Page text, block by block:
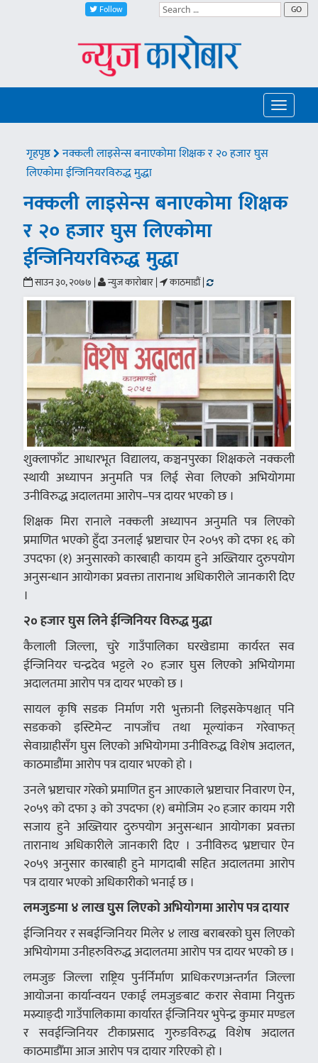
Follow GO
Toggle
गृहपृष्ठ
नक्कली लाइसेन्स बनाएकोमा शिक्षक र २० हजार घुस
लिएकोमा ईन्जिनियरविरुद्ध मुद्धा
नक्कली लाइसेन्स बनाएकोमा शिक्षक
र २० हजार घुस लिएकोमा
ईन्जिनियरविरुद्ध मुद्धा
साउन ३०, २०७७ | न्युज कारोबार | काठमाडौं |
शुक्लाफाँट आधारभूत विद्यालय, कञ्चनपुरका शिक्षकले नक्कली
स्थायी अध्यापन अनुमति पत्र लिई सेवा लिएको अभियोगमा
उनीविरुद्ध अदालतमा आरोप–पत्र दायर भएको छ ।
शिक्षक मिरा रानाले नक्कली अध्यापन अनुमति पत्र लिएको
प्रमाणित भएको हुँदा उनलाई भ्रष्टाचार ऐन २०५९ को दफा १६ को
उपदफा (१) अनुसारको कारबाही कायम हुने अख्तियार दुरुपयोग
अनुसन्धान आयोगका प्रवक्ता तारानाथ अधिकारीले जानकारी दिए
।
२० हजार घुस लिने ईन्जिनियर विरुद्ध मुद्धा
कैलाली जिल्ला, चुरे गाउँपालिका घरखेडामा कार्यरत सव
ईन्जिनियर चन्द्रदेव भट्टले २० हजार घुस लिएको अभियोगमा
अदालतमा आरोप पत्र दायर भएको छ ।
सायल कृषि सडक निर्माण गरी भुक्तानी लिइसकेपश्चात् पनि
सडकको इस्टिमेन्ट नापजाँच तथा मूल्यांकन गरेवाफत्
सेवाग्राहीसँग घुस लिएको अभियोगमा उनीविरुद्ध विशेष अदालत,
काठमाडौंमा आरोप पत्र दायार भएको हो ।
उनले भ्रष्टाचार गरेको प्रमाणित हुन आएकाले भ्रष्टाचार निवारण ऐन,
२०५९ को दफा ३ को उपदफा (१) बमोजिम २० हजार कायम गरी
सजाय हुने अख्तियार दुरुपयोग अनुसन्धान आयोगका प्रवक्ता
तारानाथ अधिकारीले जानकारी दिए । उनीविरुद भ्रष्टाचार ऐन
२०५९ अनुसार कारबाही हुने मागदाबी सहित अदालतमा आरोप
पत्र दायार भएको अधिकारीको भनाई छ ।
लमजुङमा ४ लाख घुुस लिएको अभियोगमा आरोप पत्र दायार
ईन्जिनियर र सबईन्जिनियर मिलेर ४ लाख बराबरको घुस लिएको
अभियोगमा उनीहरुविरुद्ध अदालतमा आरोप पत्र दायर भएको छ ।
लमजुङ जिल्ला राष्ट्रिय पुर्नर्निर्माण प्राधिकरणअन्तर्गत जिल्ला
आयोजना कार्यान्वयन एकाई लमजुङबाट करार सेवामा नियुक्त
मस्र्याङ्दी गाउँपालिकामा कार्यारत ईन्जिनियर भुपेन्द्र कुमार मण्डल
र सवईन्जिनियर टीकाप्रसाद गुरुङविरुद्ध विशेष अदालत
काठमाडौँमा आज आरोप पत्र दायार गरिएको हो ।